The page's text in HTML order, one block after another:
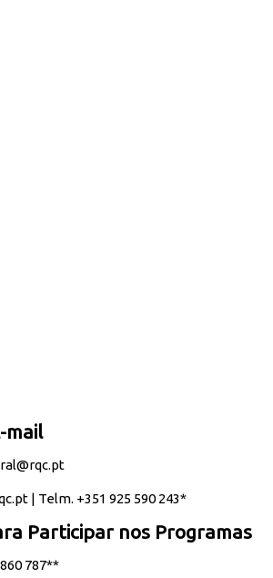
mail
| Telm. +351 925 590 243*
Participar nos Programas
787**